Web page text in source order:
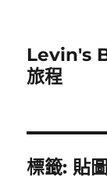
Levin's
旅程
標籤: 貼